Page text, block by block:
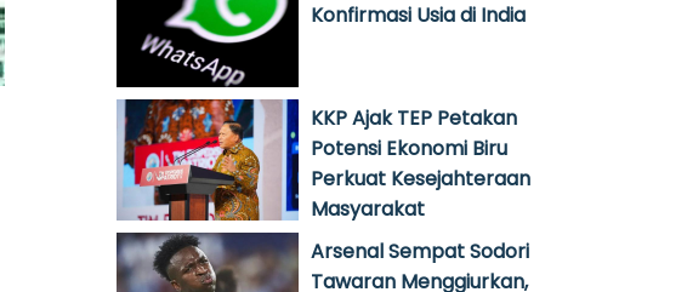
Konfirmasi Usia di India
KKP Ajak TEP Petakan
Potensi Ekonomi Biru
Perkuat Kesejahteraan
Masyarakat
Arsenal Sempat Sodori
Tawaran Menggiurkan,